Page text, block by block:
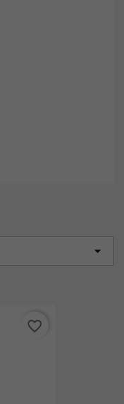

favorite_border